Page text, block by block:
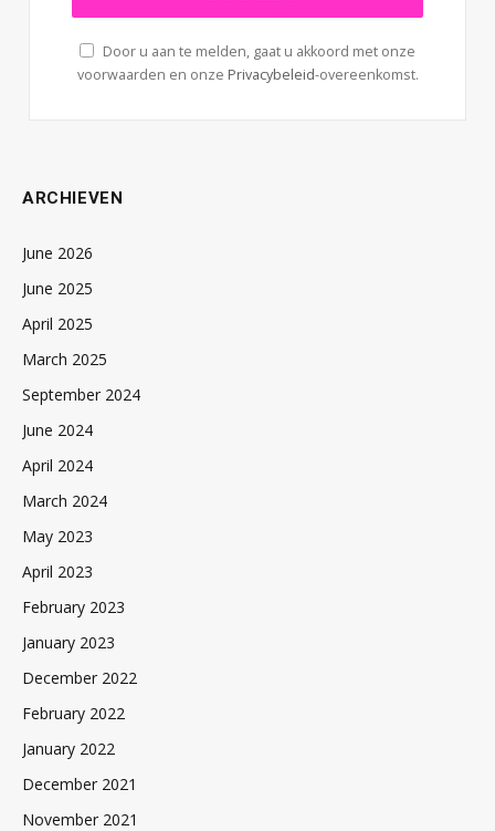
Door u aan te melden, gaat u akkoord met onze
voorwaarden en onze Privacybeleid-overeenkomst.
ARCHIEVEN
June 2026
June 2025
April 2025
March 2025
September 2024
June 2024
April 2024
March 2024
May 2023
April 2023
February 2023
January 2023
December 2022
February 2022
January 2022
December 2021
November 2021